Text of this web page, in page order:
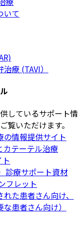
いて
療 (TAVI）
しているサポート情
覧いただけます。
情報提供サイト
カテーテル治療
診療サポート資材
フレット
た患者さん向け、
患者さん向け）